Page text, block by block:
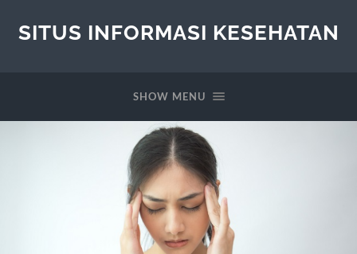
SITUS INFORMASI KESEHATAN
SHOW MENU